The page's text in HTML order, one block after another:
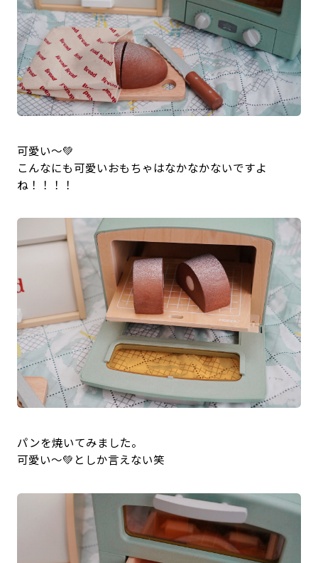
可愛い〜💚
こんなにも可愛いおもちゃはなかなかないですよ
ね！！！！
パンを焼いてみました。
可愛い〜💚としか言えない笑